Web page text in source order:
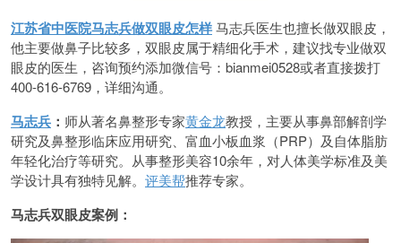
江苏省中医院马志兵做双眼皮怎样马志兵医生也擅长做双眼皮，
他主要做鼻子比较多，双眼皮属于精细化手术，建议找专业做双
眼皮的医生，咨询预约添加微信号：bianmei0528或者直接拨打
400-616-6769，详细沟通。
马志兵 ： 师从著名鼻整形专家黄金龙教授，主要从事鼻部解剖学
研究及鼻整形临床应用研究、富血小板血浆（PRP）及自体脂肪
年轻化治疗等研究。从事整形美容10余年，对人体美学标准及美
学设计具有独特见解。 评美帮推荐专家。
马志兵双眼皮案例：